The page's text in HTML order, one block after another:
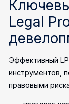
Legal
Эффективный
инструментов,
правовыми